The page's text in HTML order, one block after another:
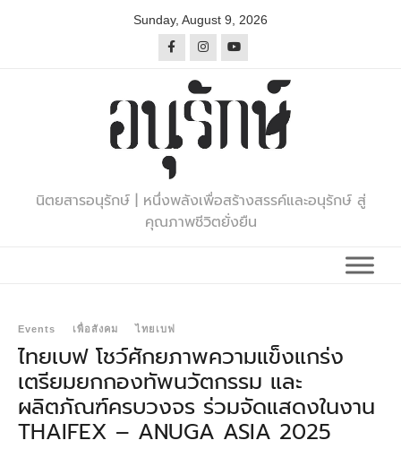
Sunday, August 9, 2026
นิตยสารอนุรักษ์ | หนึ่งพลังเพื่อสร้างสรรค์และอนุรักษ์ สู่
คุณภาพชีวิตยั่งยืน
Events เพื่อสังคม ไทยเบฟ
ไทยเบฟ โชว์ศักยภาพความแข็งแกร่ง
เตรียมยกกองทัพนวัตกรรม และ
ผลิตภัณฑ์ครบวงจร ร่วมจัดแสดงในงาน
THAIFEX – ANUGA ASIA 2025